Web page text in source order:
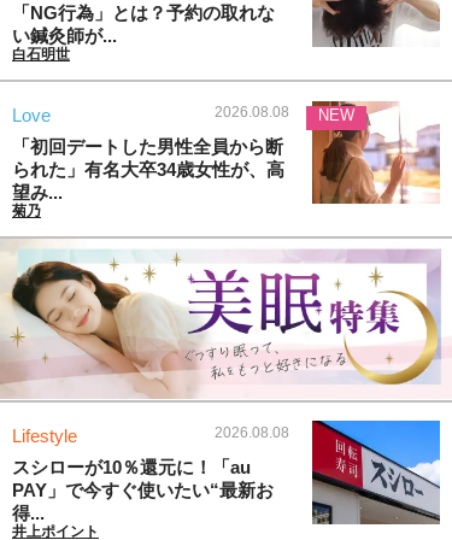
「NG行為」とは？予約の取れな
い鍼灸師が...
白石明世
Love 2026.08.08
「初回デートした男性全員から断
られた」有名大卒34歳女性が、高
望み...
菊乃
NEW
Lifestyle 2026.08.08
スシローが10％還元に！「au
PAY」で今すぐ使いたい“最新お
得...
井上ポイント